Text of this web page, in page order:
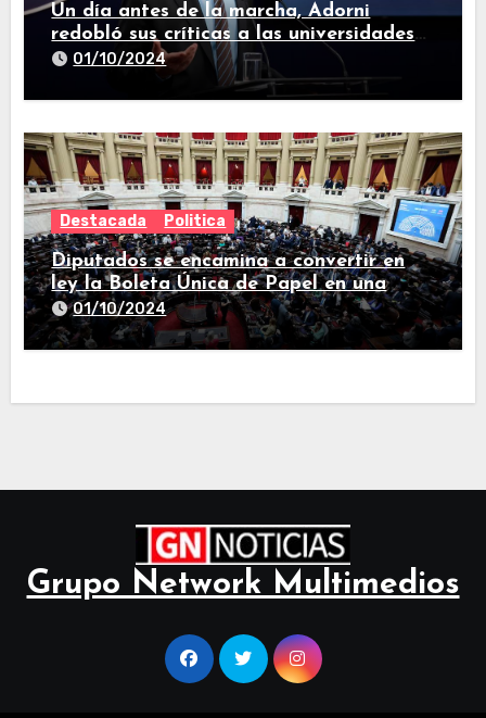
Un día antes de la marcha, Adorni
redobló sus críticas a las universidades
nacionales
01/10/2024
Destacada Politica
Diputados se encamina a convertir en
ley la Boleta Única de Papel en una
larga sesión
01/10/2024
Grupo Network Multimedios